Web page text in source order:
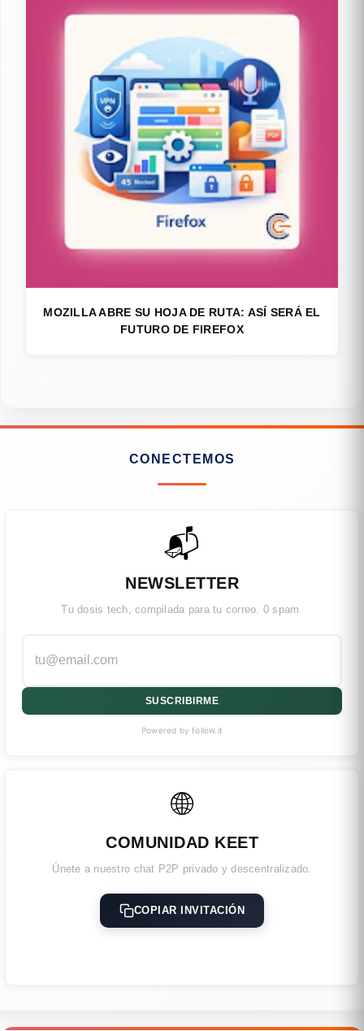
MOZILLA ABRE SU HOJA DE RUTA: ASÍ SERÁ EL
FUTURO DE FIREFOX
CONECTEMOS
📬
NEWSLETTER
Tu dosis tech, compilada para tu correo. 0 spam.
SUSCRIBIRME
Powered by follow.it
🌐
COMUNIDAD KEET
Únete a nuestro chat P2P privado y descentralizado.
COPIAR INVITACIÓN